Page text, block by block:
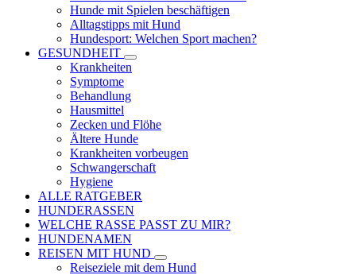
Hunde mit Spielen beschäftigen
Alltagstipps mit Hund
Hundesport: Welchen Sport machen?
GESUNDHEIT
Krankheiten
Symptome
Behandlung
Hausmittel
Zecken und Flöhe
Ältere Hunde
Krankheiten vorbeugen
Schwangerschaft
Hygiene
ALLE RATGEBER
HUNDERASSEN
WELCHE RASSE PASST ZU MIR?
HUNDENAMEN
REISEN MIT HUND
Reiseziele mit dem Hund